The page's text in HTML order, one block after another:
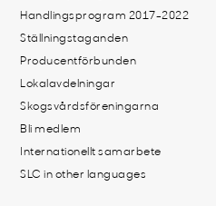
Handlingsprogram 2017-2022
Ställningstaganden
Producentförbunden
Lokalavdelningar
Skogsvårdsföreningarna
Bli medlem
Internationellt samarbete
SLC in other languages